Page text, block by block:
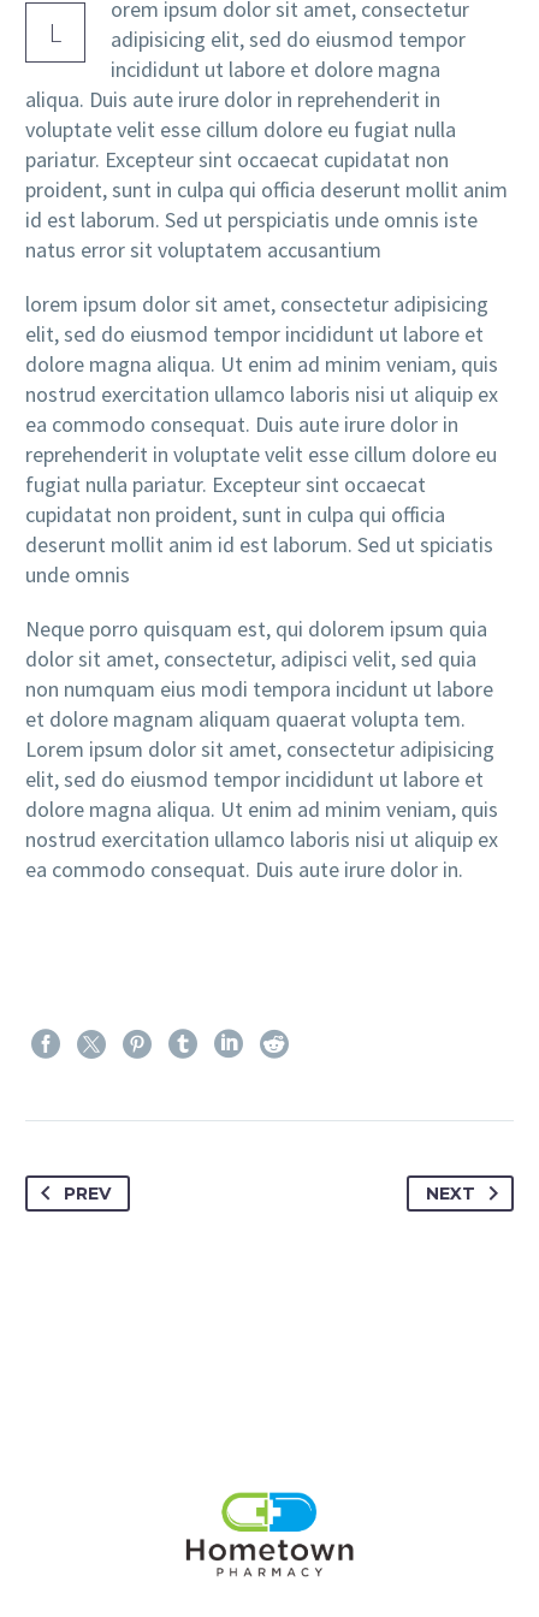
L
orem ipsum dolor sit amet, consectetur
adipisicing elit, sed do eiusmod tempor
incididunt ut labore et dolore magna
aliqua. Duis aute irure dolor in reprehenderit in
voluptate velit esse cillum dolore eu fugiat nulla
pariatur. Excepteur sint occaecat cupidatat non
proident, sunt in culpa qui officia deserunt mollit anim
id est laborum. Sed ut perspiciatis unde omnis iste
natus error sit voluptatem accusantium
lorem ipsum dolor sit amet, consectetur adipisicing
elit, sed do eiusmod tempor incididunt ut labore et
dolore magna aliqua. Ut enim ad minim veniam, quis
nostrud exercitation ullamco laboris nisi ut aliquip ex
ea commodo consequat. Duis aute irure dolor in
reprehenderit in voluptate velit esse cillum dolore eu
fugiat nulla pariatur. Excepteur sint occaecat
cupidatat non proident, sunt in culpa qui officia
deserunt mollit anim id est laborum. Sed ut spiciatis
unde omnis
Neque porro quisquam est, qui dolorem ipsum quia
dolor sit amet, consectetur, adipisci velit, sed quia
non numquam eius modi tempora incidunt ut labore
et dolore magnam aliquam quaerat volupta tem.
Lorem ipsum dolor sit amet, consectetur adipisicing
elit, sed do eiusmod tempor incididunt ut labore et
dolore magna aliqua. Ut enim ad minim veniam, quis
nostrud exercitation ullamco laboris nisi ut aliquip ex
ea commodo consequat. Duis aute irure dolor in.
PREV NEXT